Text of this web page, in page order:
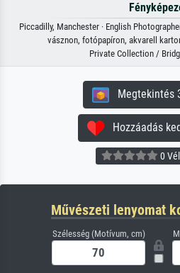
Piccadilly, Manchester · English
vásznon, fotópapíron, akvarell
Private Collection /
Megtekintés
Hozzáadás
0
Művészeti lenyomat
Szélesség (Motívum, cm)